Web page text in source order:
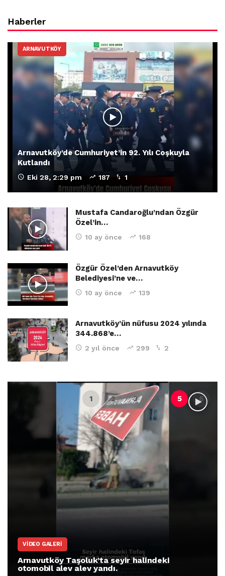
Haberler
ARNAVUTKÖY
Arnavutköy’de Cumhuriyet’in 92. Yılı Coşkuyla
Kutlandı
Eki 28, 2:29 pm 187 1
Mustafa Candaroğlu’ndan Özgür
Özel’in…
10 ay önce 168
Özgür Özel’den Arnavutköy
Belediyesi’ne ve…
10 ay önce 139
Arnavutköy’ün nüfusu 2024 yılında
344.868’e…
2 yıl önce 299 2
VIDEO GALERI
Arnavutköy Taşoluk’ta seyir halindeki
otomobil alev alev yandı.